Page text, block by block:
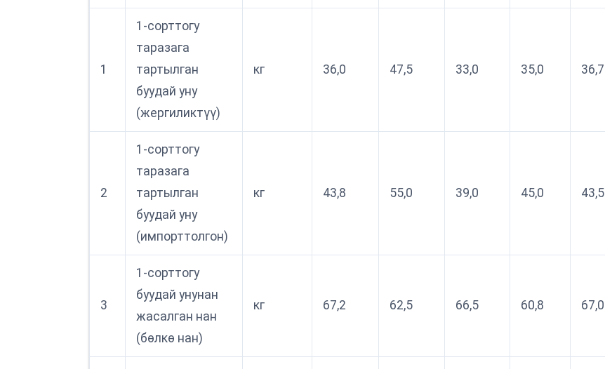
1
1-сорттогу
таразага
тартылган
буудай уну
(жергиликтүү)
кг 36,0 47,5 33,0 35,0 36,7
2
1-сорттогу
таразага
тартылган
буудай уну
(импорттолгон)
кг 43,8 55,0 39,0 45,0 43,5
3
1-сорттогу
буудай унунан
жасалган нан
(бөлкө нан)
кг 67,2 62,5 66,5 60,8 67,0